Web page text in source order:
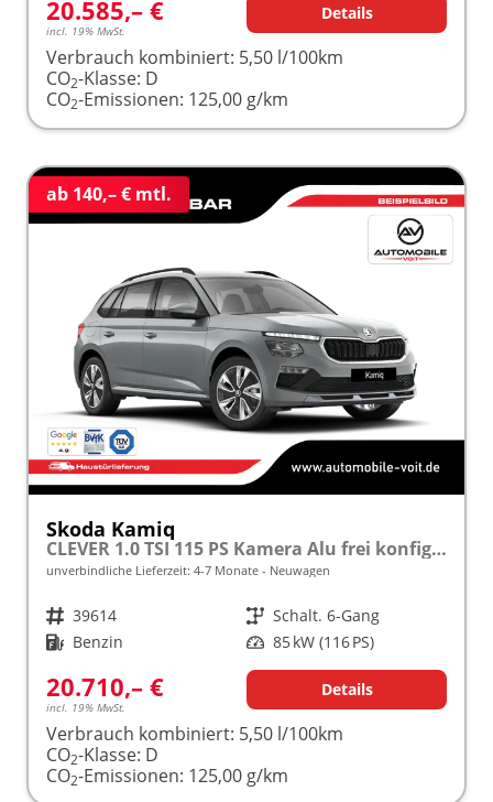
20.585,– €
incl. 19% MwSt.
Details
Verbrauch kombiniert: 5,50 l/100km
CO2-Klasse: D
CO2-Emissionen: 125,00 g/km
ab 140,– € mtl.
Skoda Kamiq
CLEVER 1.0 TSI 115 PS Kamera Alu frei konfigurierbar!
unverbindliche Lieferzeit: 4-7 Monate Neuwagen
Fahrzeugnr. 39614 Getriebe Schalt. 6-Gang
Kraftstoff Benzin Leistung 85 kW (116 PS)
20.710,– €
incl. 19% MwSt.
Details
Verbrauch kombiniert: 5,50 l/100km
CO2-Klasse: D
CO2-Emissionen: 125,00 g/km